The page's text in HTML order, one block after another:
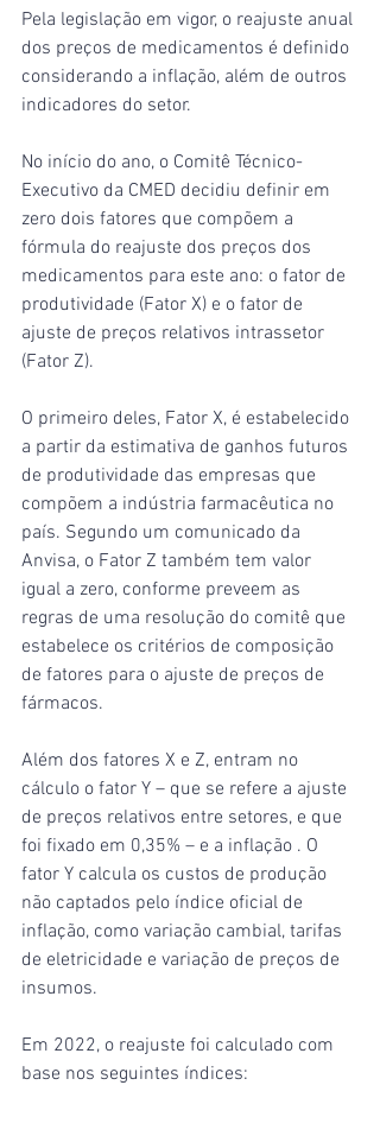
Pela legislação em vigor, o reajuste anual
dos preços de medicamentos é definido
considerando a inflação, além de outros
indicadores do setor.
No início do ano, o Comitê Técnico-
Executivo da CMED decidiu definir em
zero dois fatores que compõem a
fórmula do reajuste dos preços dos
medicamentos para este ano: o fator de
produtividade (Fator X) e o fator de
ajuste de preços relativos intrassetor
(Fator Z).
O primeiro deles, Fator X, é estabelecido
a partir da estimativa de ganhos futuros
de produtividade das empresas que
compõem a indústria farmacêutica no
país. Segundo um comunicado da
Anvisa, o Fator Z também tem valor
igual a zero, conforme preveem as
regras de uma resolução do comitê que
estabelece os critérios de composição
de fatores para o ajuste de preços de
fármacos.
Além dos fatores X e Z, entram no
cálculo o fator Y – que se refere a ajuste
de preços relativos entre setores, e que
foi fixado em 0,35% – e a inflação . O
fator Y calcula os custos de produção
não captados pelo índice oficial de
inflação, como variação cambial, tarifas
de eletricidade e variação de preços de
insumos.
Em 2022, o reajuste foi calculado com
base nos seguintes índices: